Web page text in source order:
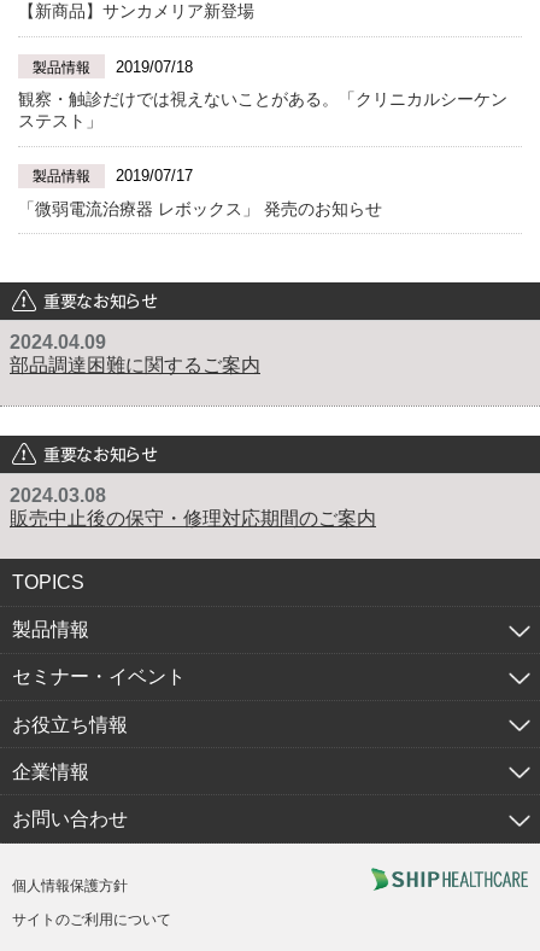
【新商品】サンカメリア新登場
製品情報 2019/07/18
観察・触診だけでは視えないことがある。「クリニカルシーケン
ステスト」
製品情報 2019/07/17
「微弱電流治療器 レボックス」 発売のお知らせ
重要なお知らせ
2024.04.09
部品調達困難に関するご案内
重要なお知らせ
2024.03.08
販売中止後の保守・修理対応期間のご案内
TOPICS
製品情報
セミナー・イベント
お役立ち情報
企業情報
お問い合わせ
個人情報保護方針
サイトのご利用について